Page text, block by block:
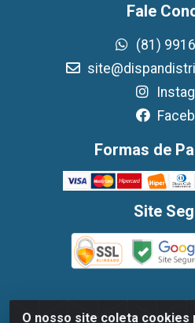
O nosso site coleta cookies
Fale
(81)
Formas de
Site